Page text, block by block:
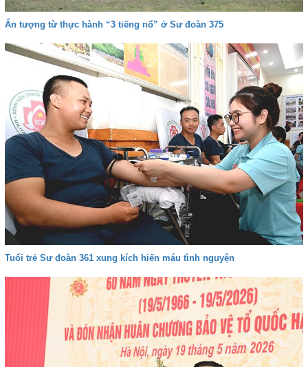
Ấn tượng từ thực hành “3 tiếng nổ” ở Sư đoàn 375
Tuổi trẻ Sư đoàn 361 xung kích hiến máu tình nguyện